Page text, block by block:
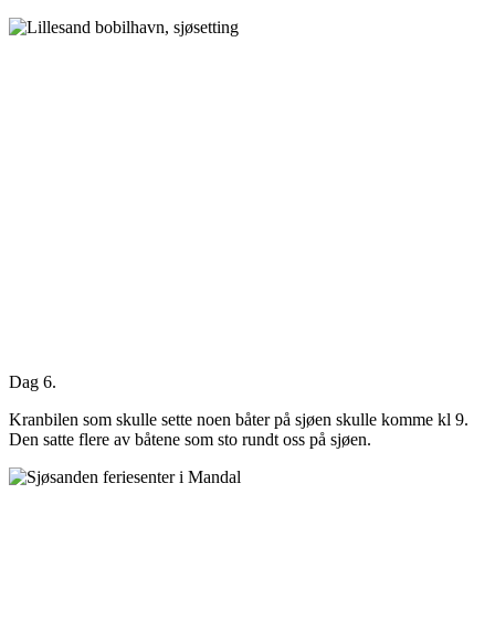
Dag 6.
Kranbilen som skulle sette noen båter på sjøen skulle komme kl 9.
Den satte flere av båtene som sto rundt oss på sjøen.